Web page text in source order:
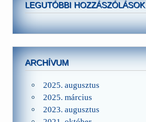
LEGUTÓBBI HOZZÁSZÓLÁSOK
ARCHÍVUM
2025. augusztus
2025. március
2023. augusztus